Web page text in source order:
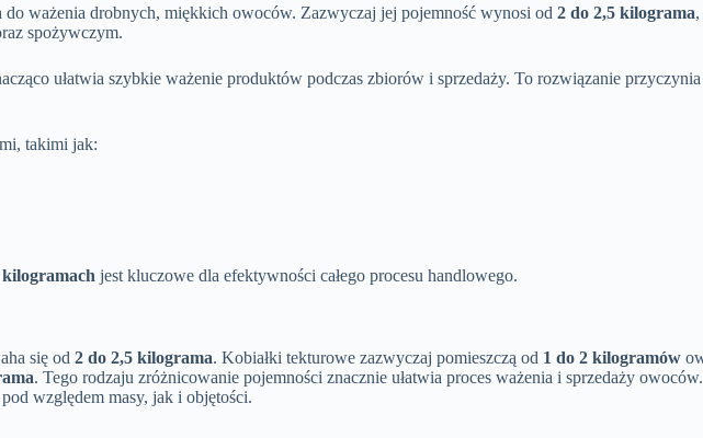
ważenia drobnych, miękkich owoców. Zazwyczaj jej pojemność wynosi od 2 do 2,5 kilograma
spożywczym.
ułatwia szybkie ważenie produktów podczas zbiorów i sprzedaży. To rozwiązanie
takimi jak:
jest kluczowe dla efektywności całego procesu handlowego.
się od 2 do 2,5 kilograma. Kobiałki tekturowe zazwyczaj pomieszczą od 1 do 2 kilogramów
. Tego rodzaju zróżnicowanie pojemności znacznie ułatwia proces ważenia i sprzedaży
względem masy, jak i objętości.